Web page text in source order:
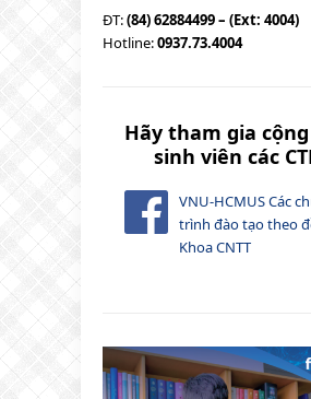
ĐT:(84) 62884499 – (Ext: 4004)
Hotline:0937.73.4004
Hãy tham gia
sinh viên các
VNU-HCMUS Các
trình đào tạo theo
Khoa CNTT